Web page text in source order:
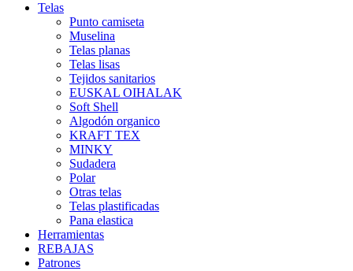
Telas
Punto camiseta
Muselina
Telas planas
Telas lisas
Tejidos sanitarios
EUSKAL OIHALAK
Soft Shell
Algodón organico
KRAFT TEX
MINKY
Sudadera
Polar
Otras telas
Telas plastificadas
Pana elastica
Herramientas
REBAJAS
Patrones